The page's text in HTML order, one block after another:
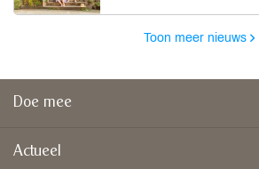
Toon meer nieuws
Doe mee
Actueel